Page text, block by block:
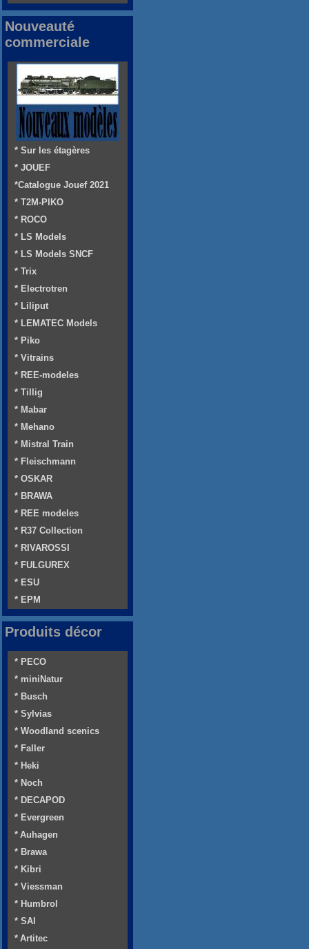
Nouveauté
commerciale
* Sur les étagères
* JOUEF
*Catalogue Jouef 2021
* T2M-PIKO
* ROCO
* LS Models
* LS Models SNCF
* Trix
* Electrotren
* Liliput
* LEMATEC Models
* Piko
* Vitrains
* REE-modeles
* Tillig
* Mabar
* Mehano
* Mistral Train
* Fleischmann
* OSKAR
* BRAWA
* REE modeles
* R37 Collection
* RIVAROSSI
* FULGUREX
* ESU
* EPM
Produits décor
* PECO
* miniNatur
* Busch
* Sylvias
* Woodland scenics
* Faller
* Heki
* Noch
* DECAPOD
* Evergreen
* Auhagen
* Brawa
* Kibri
* Viessman
* Humbrol
* SAI
* Artitec